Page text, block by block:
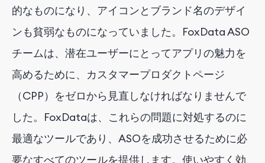
的なものになり、アイコンとブランド名のデザイ
ンも貧弱なものになっていました。FoxData ASO
チームは、潜在ユーザーにとってアプリの魅力を
高めるために、カスタマープロダクトページ
（CPP）をゼロから見直しなければなりませんで
した。FoxDataは、これらの問題に対処するのに
最適なツールであり、ASOを成功させるために必
要なすべてのツールを提供します。使いやすく効